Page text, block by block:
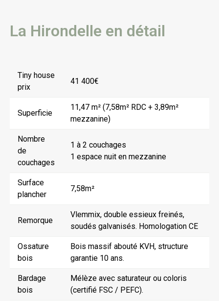
La Hirondelle en détail
Tiny house
prix
41 400€
Superficie
11,47 m² (7,58m² RDC + 3,89m²
mezzanine)
Nombre
de
couchages
1 à 2 couchages
1 espace nuit en mezzanine
Surface
plancher
7,58m²
Remorque
Vlemmix, double essieux freinés,
soudés galvanisés. Homologation CE
Ossature
bois
Bois massif abouté KVH, structure
garantie 10 ans.
Bardage
bois
Mélèze avec saturateur ou coloris
(certifié FSC / PEFC).